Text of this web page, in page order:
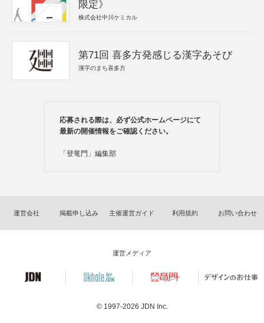
限定》
株式会社中川ケミカル
第71回 喜多方発感じる漢字あそび
漢字のまち喜多方
応募される際は、必ず公式ホームページにて
最新の開催情報をご確認ください。
「登竜門」編集部
運営会社 掲載申し込み 主催運営ガイド 利用規約 お問い合わせ
運営メディア
© 1997-2026 JDN Inc.